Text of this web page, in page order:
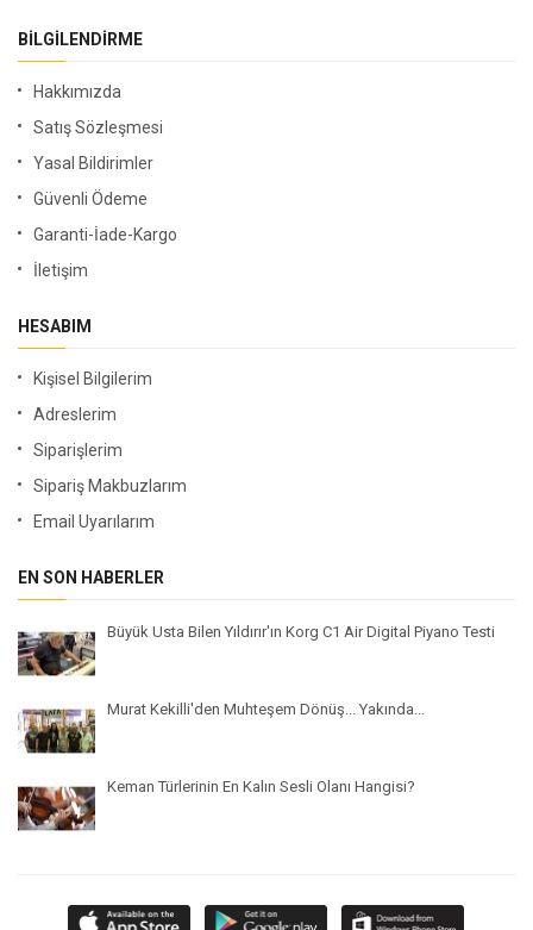
BILGILENDIRME
Hakkımızda
Satış Sözleşmesi
Yasal Bildirimler
Güvenli Ödeme
Garanti-İade-Kargo
İletişim
HESABIM
Kişisel Bilgilerim
Adreslerim
Siparişlerim
Sipariş Makbuzlarım
Email Uyarılarım
EN SON HABERLER
Büyük Usta Bilen Yıldırır'ın Korg C1 Air Digital Piyano Testi
Murat Kekilli'den Muhteşem Dönüş... Yakında...
Keman Türlerinin En Kalın Sesli Olanı Hangisi?